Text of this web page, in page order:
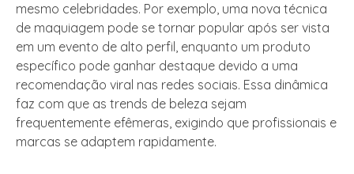
mesmo celebridades. Por exemplo, uma nova técnica
de maquiagem pode se tornar popular após ser vista
em um evento de alto perfil, enquanto um produto
específico pode ganhar destaque devido a uma
recomendação viral nas redes sociais. Essa dinâmica
faz com que as trends de beleza sejam
frequentemente efêmeras, exigindo que profissionais e
marcas se adaptem rapidamente.